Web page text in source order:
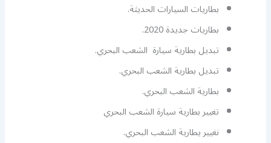
بطاريات السيارات الحديثة.
بطاريات جديدة 2020.
تبديل بطارية سيارة الشعب البحري.
تبديل بطارية الشعب البحري.
بطارية الشعب البحري.
تغيير بطارية سيارة الشعب البحري
نغيير يطارية الشعب البحري.